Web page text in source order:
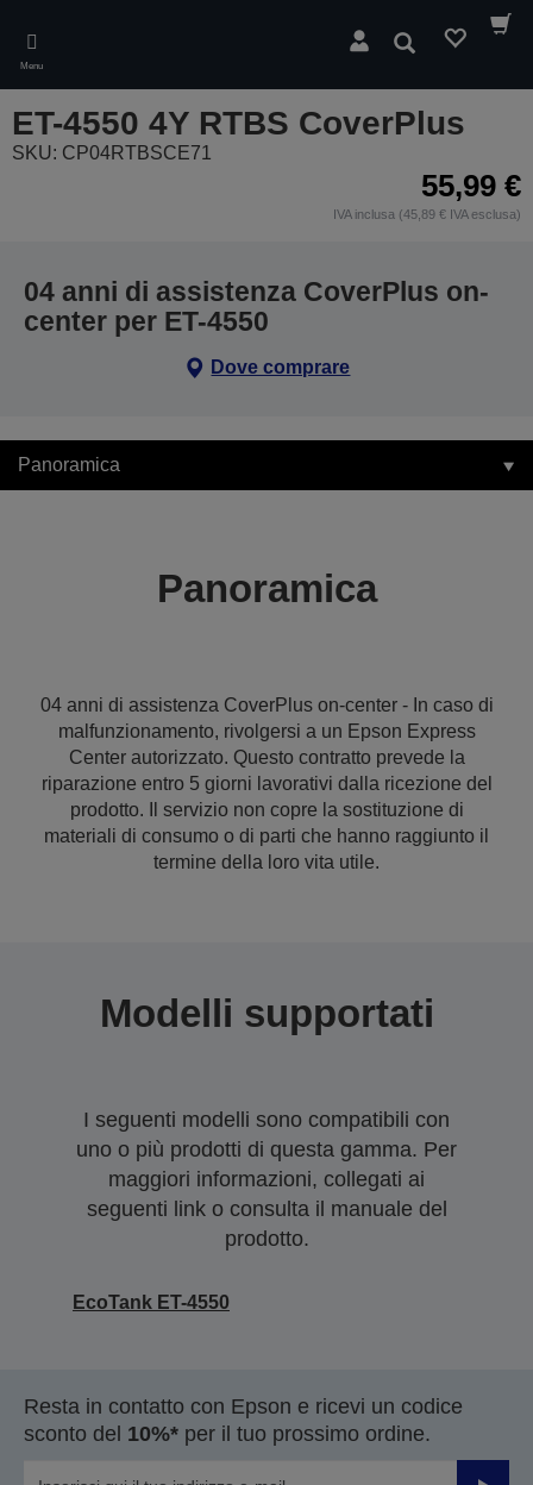
main
content
Menu
Cerca
ET-4550 4Y RTBS CoverPlus
SKU: CP04RTBSCE71
55,99 €
IVA inclusa (45,89 € IVA esclusa)
04 anni di assistenza CoverPlus on-
center per ET-4550
Dove comprare
Panoramica
Panoramica
04 anni di assistenza CoverPlus on-center - In caso di
malfunzionamento, rivolgersi a un Epson Express
Center autorizzato. Questo contratto prevede la
riparazione entro 5 giorni lavorativi dalla ricezione del
prodotto. Il servizio non copre la sostituzione di
materiali di consumo o di parti che hanno raggiunto il
termine della loro vita utile.
Modelli supportati
I seguenti modelli sono compatibili con
uno o più prodotti di questa gamma. Per
maggiori informazioni, collegati ai
seguenti link o consulta il manuale del
prodotto.
EcoTank ET-4550
Resta in contatto con Epson e ricevi un codice
sconto del 10%* per il tuo prossimo ordine.